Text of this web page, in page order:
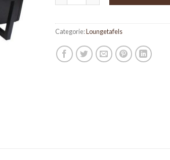
Categorie:Loungetafels